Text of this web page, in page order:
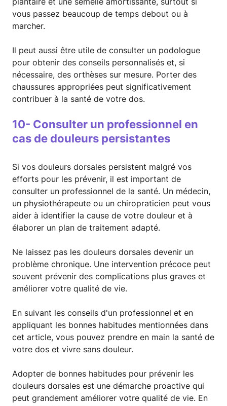
vous passez beaucoup de temps debout ou à
marcher.
Il peut aussi être utile de consulter un podologue
pour obtenir des conseils personnalisés et, si
nécessaire, des orthèses sur mesure. Porter des
chaussures appropriées peut significativement
contribuer à la santé de votre dos.
10- Consulter un professionnel en
cas de douleurs persistantes
Si vos douleurs dorsales persistent malgré vos
efforts pour les prévenir, il est important de
consulter un professionnel de la santé. Un médecin,
un physiothérapeute ou un chiropraticien peut vous
aider à identifier la cause de votre douleur et à
élaborer un plan de traitement adapté.
Ne laissez pas les douleurs dorsales devenir un
problème chronique. Une intervention précoce peut
souvent prévenir des complications plus graves et
améliorer votre qualité de vie.
En suivant les conseils d'un professionnel et en
appliquant les bonnes habitudes mentionnées dans
cet article, vous pouvez prendre en main la santé de
votre dos et vivre sans douleur.
Adopter de bonnes habitudes pour prévenir les
douleurs dorsales est une démarche proactive qui
peut grandement améliorer votre qualité de vie. En